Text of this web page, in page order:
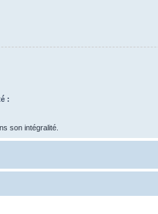
:
son intégralité.